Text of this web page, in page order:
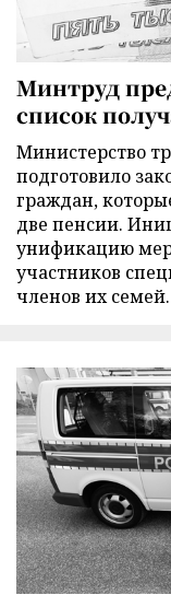
Минтруд
список
Министерство
подготовило
граждан,
две пенсии.
унификацию
участников
членов их семей.